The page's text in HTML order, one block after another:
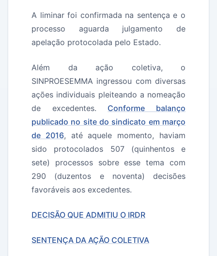
A liminar foi confirmada na sentença e o
processo aguarda julgamento de
apelação protocolada pelo Estado.
Além da ação coletiva, o
SINPROESEMMA ingressou com diversas
ações individuais pleiteando a nomeação
de excedentes. Conforme balanço
publicado no site do sindicato em março
de 2016, até aquele momento, haviam
sido protocolados 507 (quinhentos e
sete) processos sobre esse tema com
290 (duzentos e noventa) decisões
favoráveis aos excedentes.
DECISÃO QUE ADMITIU O IRDR
SENTENÇA DA AÇÃO COLETIVA